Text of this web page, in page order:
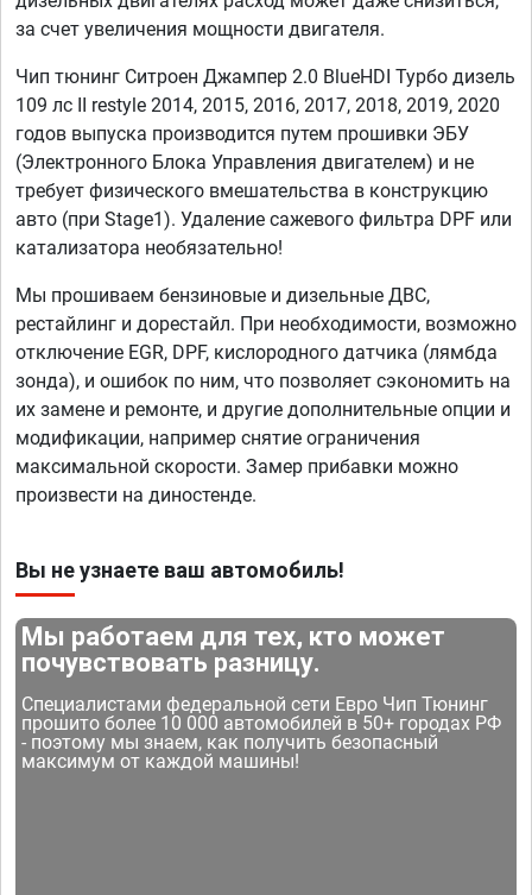
за счет увеличения мощности двигателя.
Чип тюнинг Ситроен Джампер 2.0 BlueHDI Турбо дизель
109 лс II restyle 2014, 2015, 2016, 2017, 2018, 2019, 2020
годов выпуска производится путем прошивки ЭБУ
(Электронного Блока Управления двигателем) и не
требует физического вмешательства в конструкцию
авто (при Stage1). Удаление сажевого фильтра DPF или
катализатора необязательно!
Мы прошиваем бензиновые и дизельные ДВС,
рестайлинг и дорестайл. При необходимости, возможно
отключение EGR, DPF, кислородного датчика (лямбда
зонда), и ошибок по ним, что позволяет сэкономить на
их замене и ремонте, и другие дополнительные опции и
модификации, например снятие ограничения
максимальной скорости. Замер прибавки можно
произвести на диностенде.
Вы не узнаете ваш автомобиль!
Мы работаем для тех, кто может
почувствовать разницу.
Специалистами федеральной сети Евро Чип Тюнинг
прошито более 10 000 автомобилей в 50+ городах РФ
- поэтому мы знаем, как получить безопасный
максимум от каждой машины!